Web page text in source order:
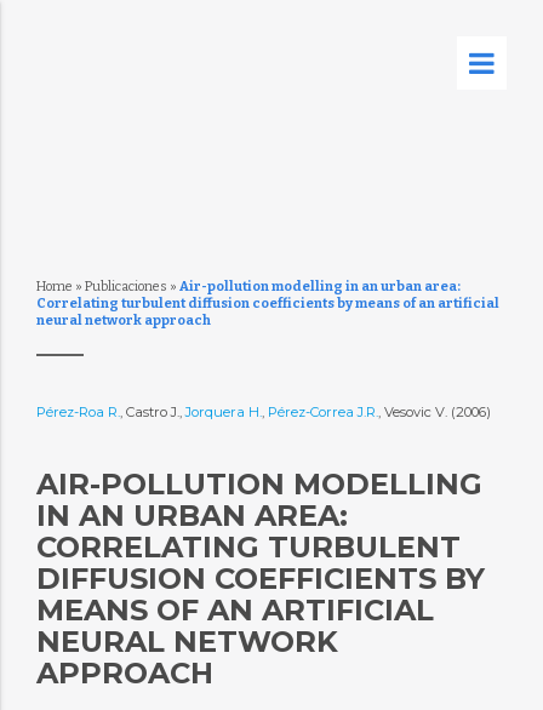
Home » Publicaciones » Air-pollution modelling in an urban area:
Correlating turbulent diffusion coefficients by means of an artificial
neural network approach
Pérez-Roa R., Castro J.,Jorquera H., Pérez-Correa J.R., Vesovic V. (2006)
AIR-POLLUTION MODELLING
IN AN URBAN AREA:
CORRELATING TURBULENT
DIFFUSION COEFFICIENTS BY
MEANS OF AN ARTIFICIAL
NEURAL NETWORK
APPROACH